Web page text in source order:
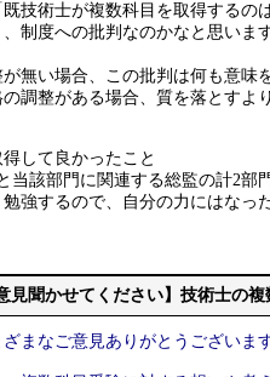
技術士が複数科目を取得するの
制度への批判なのかなと思いま
無い場合、この批判は何も意味
調整がある場合、質を落とすよ
得して良かったこと
当該部門に関連する総監の計2部
強するので、自分の力にはなっ
見聞かせてください】技術士の
まなご意見ありがとうございま